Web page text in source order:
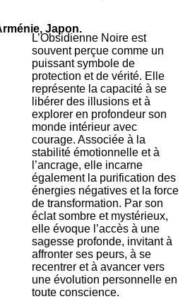
Japon.
L’Obsidienne Noire est
souvent perçue comme un
puissant symbole de
protection et de vérité. Elle
représente la capacité à se
libérer des illusions et à
explorer en profondeur son
monde intérieur avec
courage. Associée à la
stabilité émotionnelle et à
l’ancrage, elle incarne
également la purification des
énergies négatives et la force
de transformation. Par son
éclat sombre et mystérieux,
elle évoque l’accès à une
sagesse profonde, invitant à
affronter ses peurs, à se
recentrer et à avancer vers
une évolution personnelle en
toute conscience.